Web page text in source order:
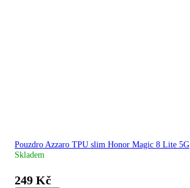
Pouzdro Azzaro TPU slim Honor Magic 8 Lite 5G
Skladem
249 Kč